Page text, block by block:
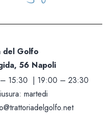
del Golfo
56 Napoli
– 15:30 | 19:00 – 23:30
martedi